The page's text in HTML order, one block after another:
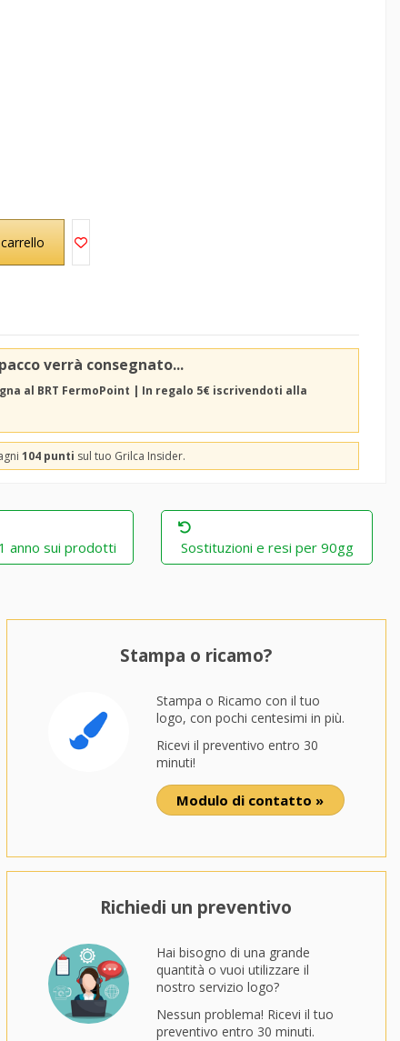
verrà consegnato...
al BRT FermoPoint | In regalo 5€ iscrivendoti alla
104 punti sul tuo Grilca Insider.
anno sui prodotti
Sostituzioni e resi per 90gg
Stampa o ricamo?
Stampa o Ricamo con il tuo
logo, con pochi centesimi in più.
Ricevi il preventivo entro 30
minuti!
Modulo di contatto »
Richiedi un preventivo
Hai bisogno di una grande
quantità o vuoi utilizzare il
nostro servizio logo?
Nessun problema! Ricevi il tuo
preventivo entro 30 minuti.